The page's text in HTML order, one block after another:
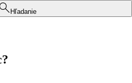
Hľadanie